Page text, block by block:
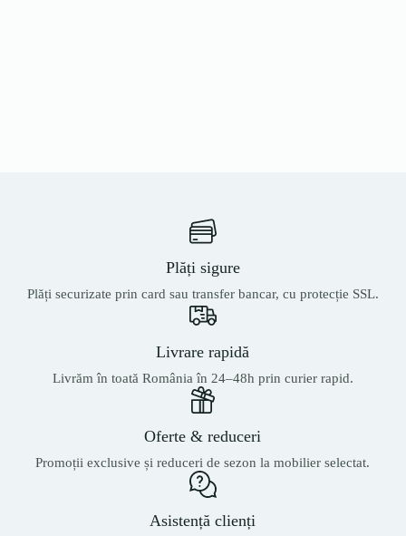
Plăți sigure
Plăți securizate prin card sau transfer bancar, cu protecție SSL.
Livrare rapidă
Livrăm în toată România în 24–48h prin curier rapid.
Oferte & reduceri
Promoții exclusive și reduceri de sezon la mobilier selectat.
Asistență clienți